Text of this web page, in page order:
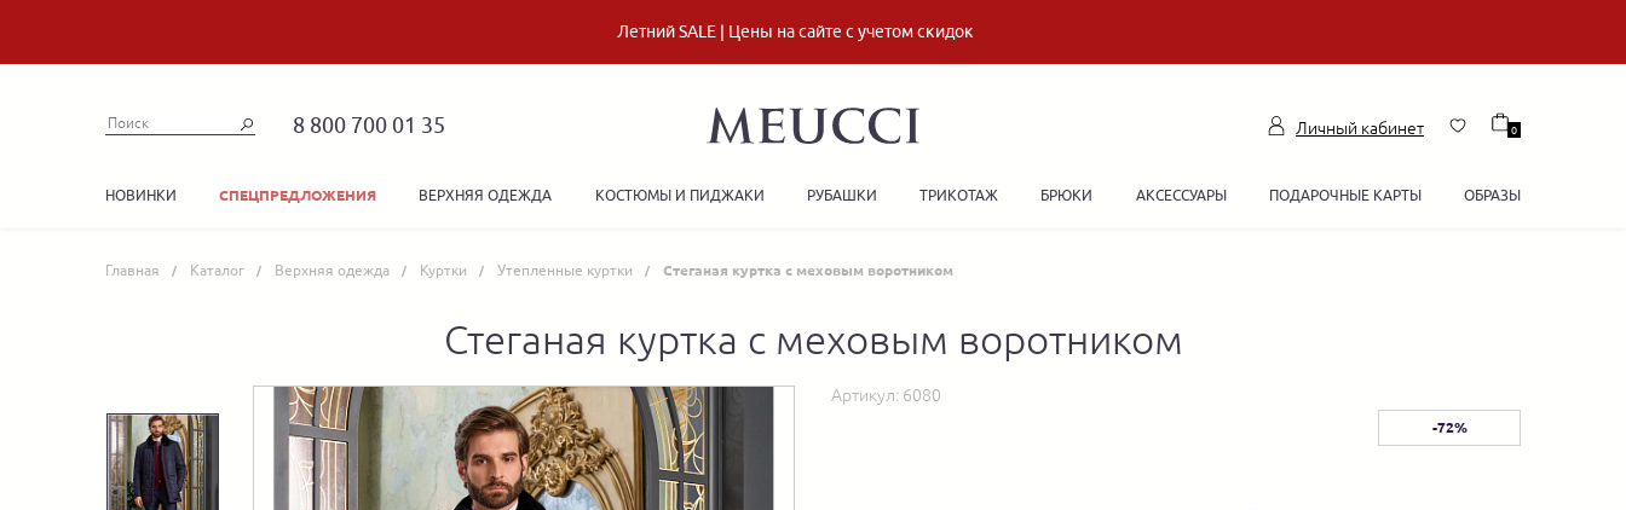
Летний SALE | Цены на сайте с учетом скидок
8 800 700 01 35 Личный кабинет 0
НОВИНКИ СПЕЦПРЕДЛОЖЕНИЯ ВЕРХНЯЯ ОДЕЖДА КОСТЮМЫ И ПИДЖАКИ РУБАШКИ ТРИКОТАЖ БРЮКИ АКСЕССУАРЫ ПОДАРОЧНЫЕ КАРТЫ ОБРАЗЫ
Главная Каталог Верхняя одежда Куртки Утепленные куртки Стеганая куртка с меховым воротником
Стеганая куртка с меховым воротником
Артикул: 6080
-72%